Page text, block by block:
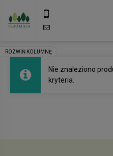
Nie znaleziono
kryteria.